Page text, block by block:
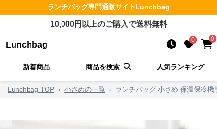
ランチバッグ専門通販サイトLunchbag
10,000円以上のご購入で送料無料
Lunchbag 0 0
新着商品 商品を検索 人気ランキング
Lunchbag TOP › 小さめの一覧 › ランチバッグ 小さめ 保温保冷